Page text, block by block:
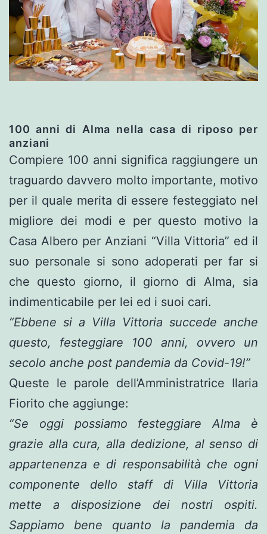
100 anni di Alma nella casa di riposo per
anziani
Compiere 100 anni significa raggiungere un
traguardo davvero molto importante, motivo
per il quale merita di essere festeggiato nel
migliore dei modi e per questo motivo la
Casa Albero per Anziani “Villa Vittoria” ed il
suo personale si sono adoperati per far si
che questo giorno, il giorno di Alma, sia
indimenticabile per lei ed i suoi cari.
“Ebbene si a Villa Vittoria succede anche
questo, festeggiare 100 anni, ovvero un
secolo anche post pandemia da Covid-19!”
Queste le parole dell’Amministratrice Ilaria
Fiorito che aggiunge:
“Se oggi possiamo festeggiare Alma è
grazie alla cura, alla dedizione, al senso di
appartenenza e di responsabilità che ogni
componente dello staff di Villa Vittoria
mette a disposizione dei nostri ospiti.
Sappiamo bene quanto la pandemia da